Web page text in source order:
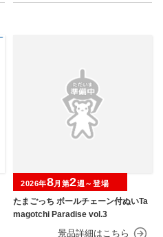
たまごっち ボールチェーン付ぬいTa
magotchi Paradise vol.3
2026年8月第2週～登場